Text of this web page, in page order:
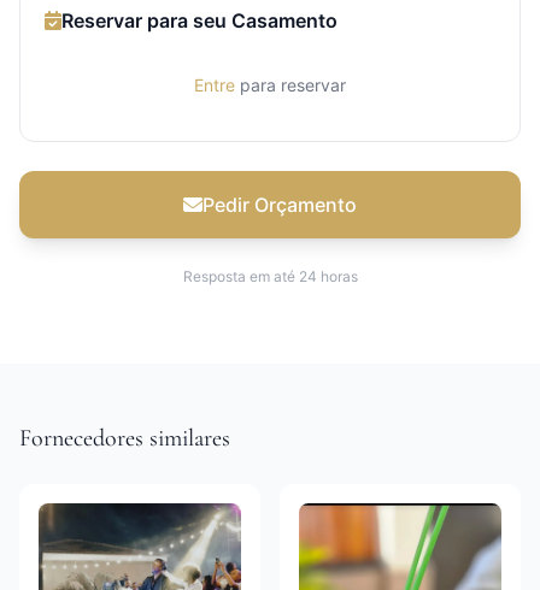
Reservar para seu Casamento
Entre para reservar
Pedir Orçamento
Resposta em até 24 horas
Fornecedores similares